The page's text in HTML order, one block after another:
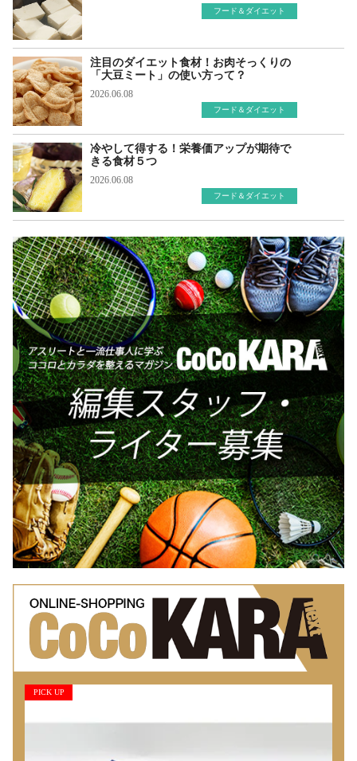
フード＆ダイエット
注目のダイエット食材！お肉そっくりの
「大豆ミート」の使い方って？
2026.06.08
フード＆ダイエット
冷やして得する！栄養価アップが期待で
きる食材５つ
2026.06.08
フード＆ダイエット
PICK UP